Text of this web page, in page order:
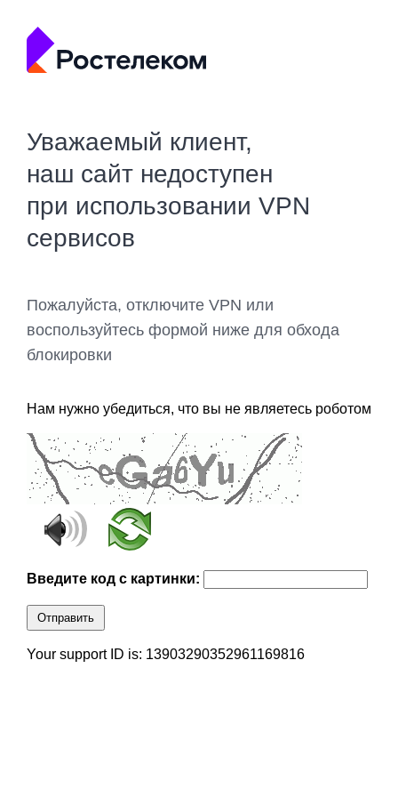
Уважаемый клиент,
наш сайт недоступен
при использовании VPN
сервисов
Пожалуйста, отключите VPN или
воспользуйтесь формой ниже для обхода
блокировки
Нам нужно убедиться, что вы не являетесь роботом
Введите код с картинки:
Отправить
Your support ID is: 13903290352961169816